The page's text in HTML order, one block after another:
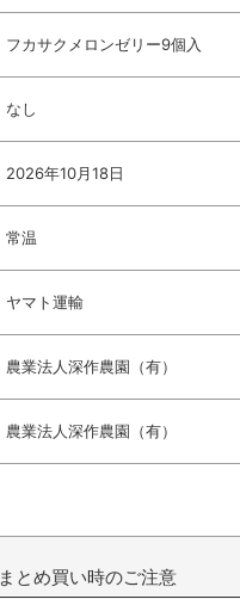
フカサクメロンゼリー9個入
なし
2026年10月18日
常温
ヤマト運輸
農業法人深作農園（有）
農業法人深作農園（有）
まとめ買い時のご注意